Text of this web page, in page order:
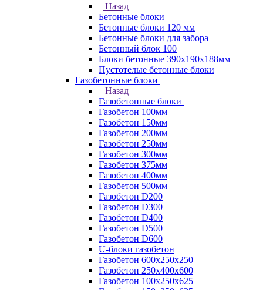
Назад
Бетонные блоки
Бетонные блоки 120 мм
Бетонные блоки для забора
Бетонный блок 100
Блоки бетонные 390х190х188мм
Пустотелые бетонные блоки
Газобетонные блоки
Назад
Газобетонные блоки
Газобетон 100мм
Газобетон 150мм
Газобетон 200мм
Газобетон 250мм
Газобетон 300мм
Газобетон 375мм
Газобетон 400мм
Газобетон 500мм
Газобетон D200
Газобетон D300
Газобетон D400
Газобетон D500
Газобетон D600
U-блоки газобетон
Газобетон 600x250x250
Газобетон 250x400x600
Газобетон 100х250х625